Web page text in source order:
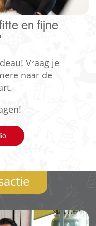
en fijne
Vraag je
naar de